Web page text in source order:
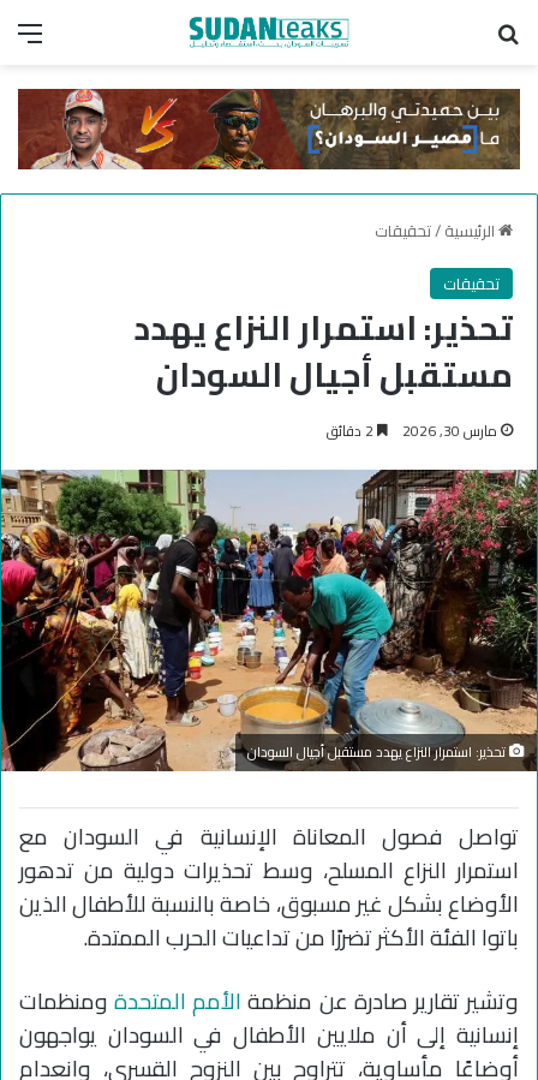
الرئيسية/تحقيقات
تحقيقات
تحذير: استمرار النزاع يهدد
مستقبل أجيال السودان
مارس 30, 2026
تحذير: استمرار النزاع يهدد مستقبل أجيال السودان
تواصل فصول المعاناة الإنسانية في السودان مع
استمرار النزاع المسلح، وسط تحذيرات دولية من تدهور
الأوضاع بشكل غير مسبوق، خاصة بالنسبة للأطفال الذين
باتوا الفئة الأكثر تضررًا من تداعيات الحرب الممتدة.
وتشير تقارير صادرة عن منظمةالأمم المتحدةومنظمات
إنسانية إلى أن ملايين الأطفال في السودان يواجهون
أوضاعًا مأساوية، تتراوح بين النزوح القسري، وانعدام